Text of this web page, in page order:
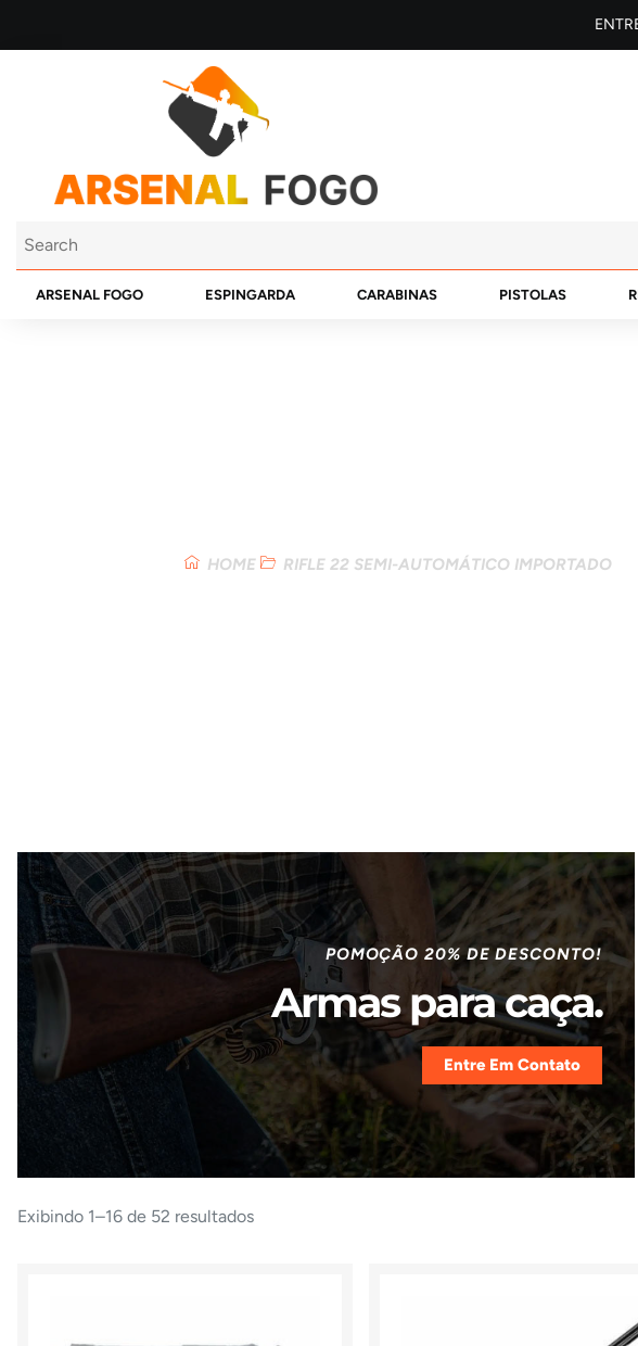
ARSENAL FOGO ESPINGARDA CARABINAS PISTOLAS
HOME RIFLE 22 SEMI-AUTOMÁTICO IMPORTADO
POMOÇÃO 20% DE DESCONTO!
Armas para caça.
Entre Em Contato
Exibindo 1–16 de 52 resultados